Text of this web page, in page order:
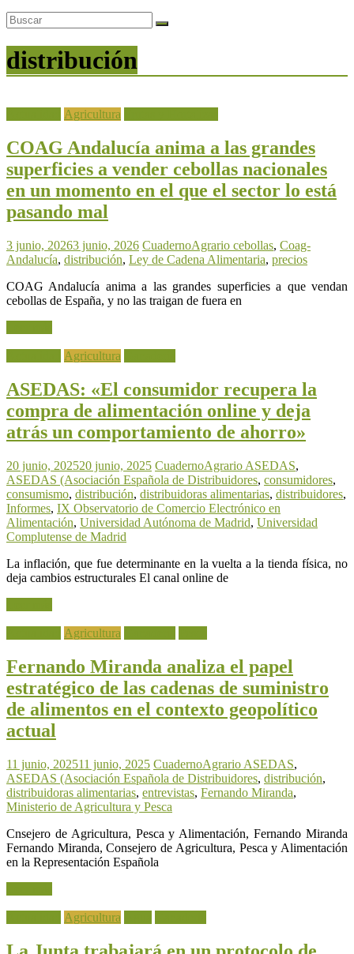
distribución
Agricultura
COAG Andalucía anima a las grandes
superficies a vender cebollas nacionales
en un momento en el que el sector lo está
pasando mal
3 junio, 20263 junio, 2026 CuadernoAgrario cebollas, Coag-
Andalucía, distribución, Ley de Cadena Alimentaria, precios
COAG Andalucía anima a las grandes superficies a que vendan
cebollas de España, y no las traigan de fuera en
Agricultura
ASEDAS: «El consumidor recupera la
compra de alimentación online y deja
atrás un comportamiento de ahorro»
20 junio, 202520 junio, 2025 CuadernoAgrario ASEDAS,
ASEDAS (Asociación Española de Distribuidores, consumidores,
consumismo, distribución, distribuidoras alimentarias, distribuidores,
Informes, IX Observatorio de Comercio Electrónico en
Alimentación, Universidad Autónoma de Madrid, Universidad
Complutense de Madrid
La inflación, que fue determinante en la vuelta a la tienda física, no
deja cambios estructurales El canal online de
Agricultura
Fernando Miranda analiza el papel
estratégico de las cadenas de suministro
de alimentos en el contexto geopolítico
actual
11 junio, 202511 junio, 2025 CuadernoAgrario ASEDAS,
ASEDAS (Asociación Española de Distribuidores, distribución,
distribuidoras alimentarias, entrevistas, Fernando Miranda,
Ministerio de Agricultura y Pesca
Cnsejero de Agricultura, Pesca y Alimentación, Fernando Miranda
Fernando Miranda, Consejero de Agricultura, Pesca y Alimentación
en la Representación Española
Agricultura